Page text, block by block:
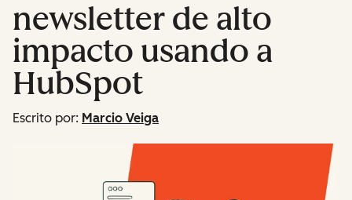
newsletter de alto
impacto usando a
HubSpot
Escrito por: Marcio Veiga